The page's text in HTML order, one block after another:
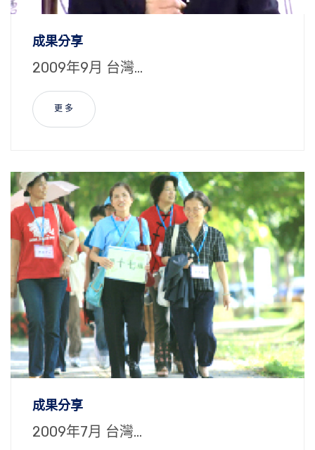
成果分享
2009年9月 台灣...
更 多
成果分享
2009年7月 台灣...